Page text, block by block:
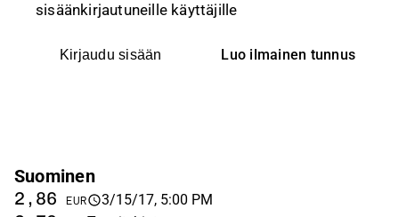
sisäänkirjautuneille käyttäjille
Kirjaudu sisään Luo ilmainen tunnus
Suominen
2,86 EUR 3/15/17, 5:00 PM